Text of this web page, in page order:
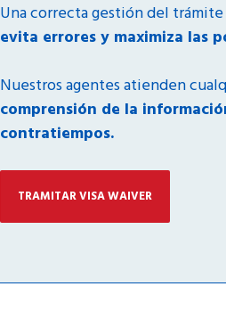
Una correcta gestión del
evita errores y maximiza las
Nuestros agentes atienden
comprensión de la
contratiempos.
TRAMITAR VISA WAIVER